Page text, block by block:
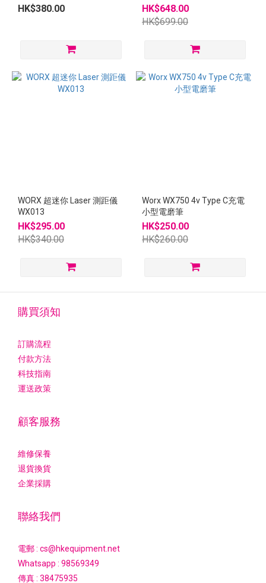
HK$380.00
車電源
HK$648.00
HK$699.00
WORX 超迷你 Laser 測距儀
WX013
HK$295.00
HK$340.00
Worx WX750 4v Type C充電
小型電磨筆
HK$250.00
HK$260.00
購買須知
訂購流程
付款方法
科技指南
運送政策
顧客服務
維修保養
退貨換貨
企業採購
聯絡我們
電郵 : cs@hkequipment.net
Whatsapp : 98569349
傳真 : 38475935